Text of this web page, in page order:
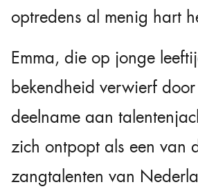
optredens al menig hart
Emma, die op jonge
bekendheid verwierf
deelname aan
zich ontpopt als een van
zangtalenten van